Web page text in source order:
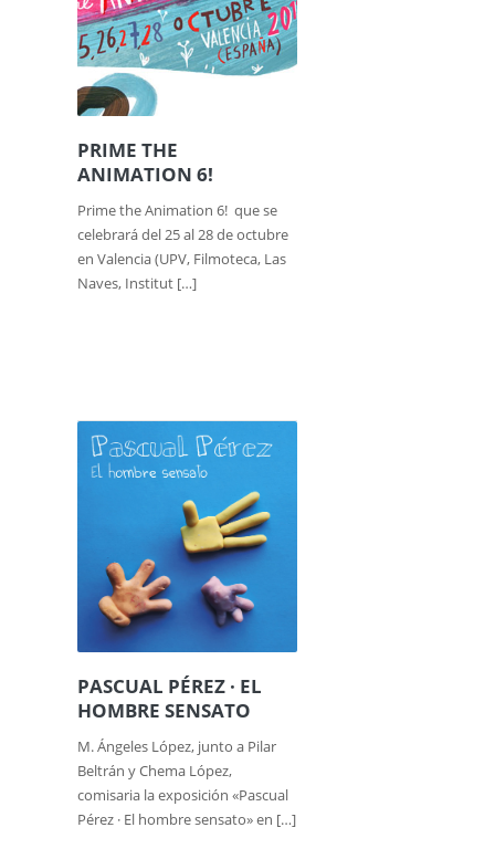
PRIME THE
ANIMATION 6!
Prime the Animation 6! que se
celebrará del 25 al 28 de octubre
en Valencia (UPV, Filmoteca, Las
Naves, Institut […]
PASCUAL PÉREZ · EL
HOMBRE SENSATO
M. Ángeles López, junto a Pilar
Beltrán y Chema López,
comisaria la exposición «Pascual
Pérez · El hombre sensato» en […]